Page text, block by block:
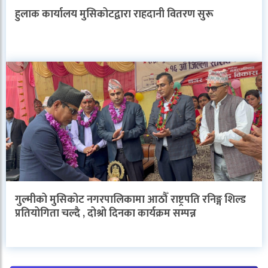
हुलाक कार्यालय मुसिकोटद्वारा राहदानी वितरण सुरू
गुल्मीको मुसिकोट नगरपालिकामा आठौँ राष्ट्रपति रनिङ्ग शिल्ड
प्रतियोगिता चल्दै , दोश्रो दिनका कार्यक्रम सम्पन्न